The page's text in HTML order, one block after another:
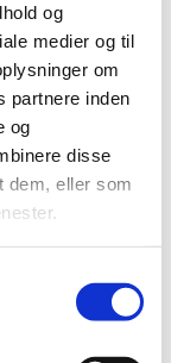
og
medier og til
om
partnere inden
og
disse
dem, eller som